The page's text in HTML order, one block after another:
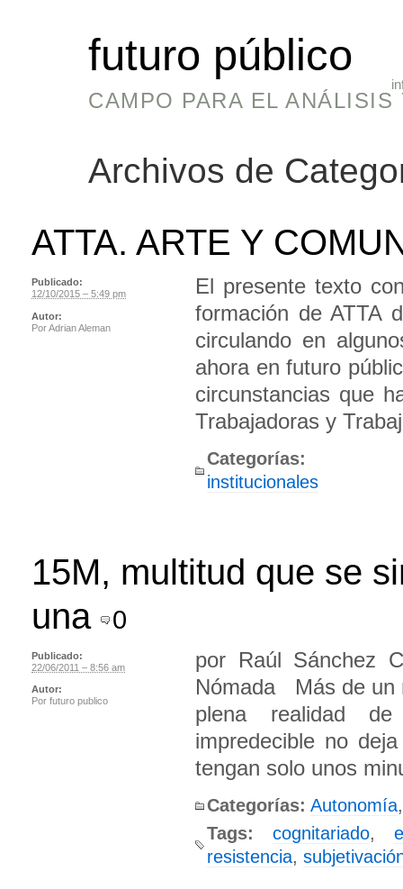
futuro público
CAMPO PARA EL
Archivos de
ATTA. ARTE Y
El presente texto
formación de ATTA
circulando en
ahora en futuro
circunstancias que
Trabajadoras y
Categorías:
institucionales
Publicado:
12/10/2015 – 5:49 pm
Autor:
PorAdrian Aleman
15M, multitud que se
una
0
por Raúl Sánchez
Nómada Más de un
plena realidad
impredecible no
tengan solo unos
Categorías: Autonomía,
Tags:
cognitariado,
resistencia,
Publicado:
22/06/2011 – 8:56 am
Autor:
Por futuro publico